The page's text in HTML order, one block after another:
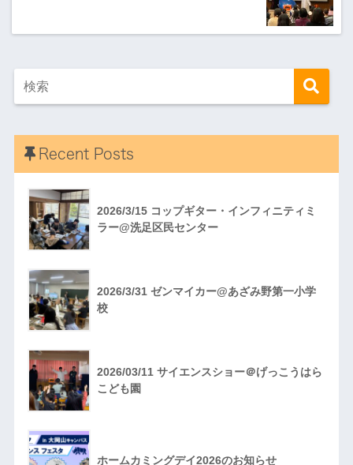
Recent Posts
2026/3/15 コップギター・インフィニティミ
ラー@洗足区民センター
2026/3/31 ゼンマイカー@あざみ野第一小学
校
2026/03/11 サイエンスショー＠げっこうはら
こども園
ホームカミングデイ2026のお知らせ